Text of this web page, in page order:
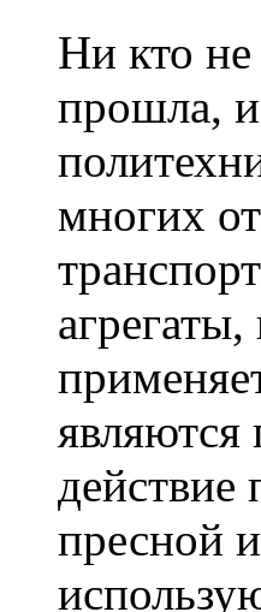
Ни кто не
прошла,
многих
агрегаты,
действие
пресной